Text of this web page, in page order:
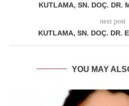
KUTLAMA, SN. DOÇ. DR.
next post
KUTLAMA, SN. DOÇ. DR.
YOU MAY